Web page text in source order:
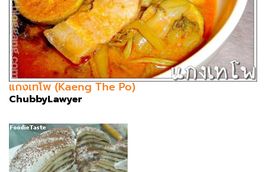
แกงเทโพ (Kaeng The Po)
ChubbyLawyer